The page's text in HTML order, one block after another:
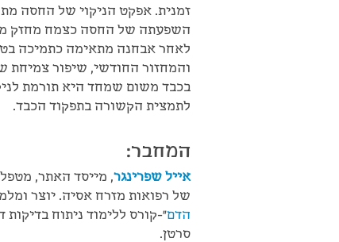
זמנית. אפקט הניקוי של החסה
השפעתה של החסה כצמח מחזק
לאחר אבחנה מתאימה כתמיכה
והמחזור החודשי, שיפור צמיחת
בכבד משום שמחד היא תורמת
לתמצית הקשורה בתפקוד הכבד.
המחבר:
אייל שפרינגר, מייסד האתר,
של רפואות מזרח אסיה. יוצר
הדם"-קורס ללימוד ניתוח
סרטן.